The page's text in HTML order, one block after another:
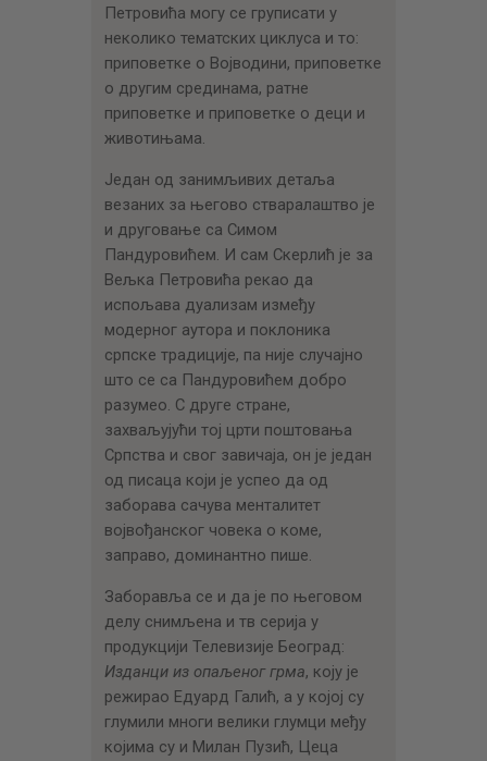
Петровића могу се груписати у
неколико тематских циклуса и то:
приповетке о Војводини, приповетке
о другим срединама, ратне
приповетке и приповетке о деци и
животињама.
Један од занимљивих детаља
везаних за његово стваралаштво је
и друговање са Симом
Пандуровићем. И сам Скерлић је за
Вељка Петровића рекао да
испољава дуализам између
модерног аутора и поклоника
српске традиције, па није случајно
што се са Пандуровићем добро
разумео. С друге стране,
захваљујући тој црти поштовања
Српства и свог завичаја, он је један
од писаца који је успео да од
заборава сачува менталитет
војвођанског човека о коме,
заправо, доминантно пише.
Заборавља се и да је по његовом
делу снимљена и тв серија у
продукцији Телевизије Београд:
Изданци из опаљеног грма, коју је
режирао Едуард Галић, а у којој су
глумили многи велики глумци међу
којима су и Милан Пузић, Цеца